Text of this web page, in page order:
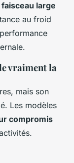
faisceau large
au froid
vraiment la
mais son
Les modèles
compromis